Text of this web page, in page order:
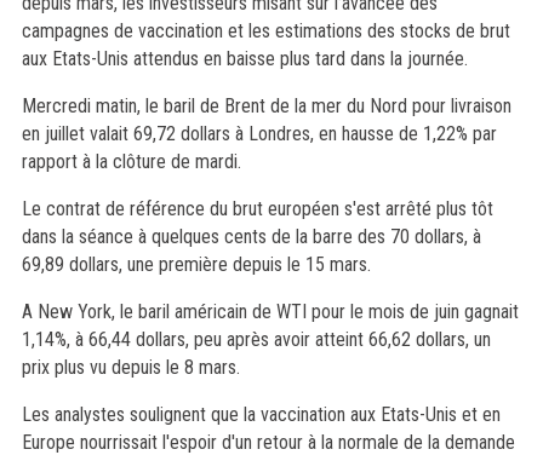
campagnes de vaccination et les estimations des stocks de brut
aux Etats-Unis attendus en baisse plus tard dans la journée.
Mercredi matin, le baril de Brent de la mer du Nord pour livraison
en juillet valait 69,72 dollars à Londres, en hausse de 1,22% par
rapport à la clôture de mardi.
Le contrat de référence du brut européen s'est arrêté plus tôt
dans la séance à quelques cents de la barre des 70 dollars, à
69,89 dollars, une première depuis le 15 mars.
A New York, le baril américain de WTI pour le mois de juin gagnait
1,14%, à 66,44 dollars, peu après avoir atteint 66,62 dollars, un
prix plus vu depuis le 8 mars.
Les analystes soulignent que la vaccination aux Etats-Unis et en
Europe nourrissait l'espoir d'un retour à la normale de la demande